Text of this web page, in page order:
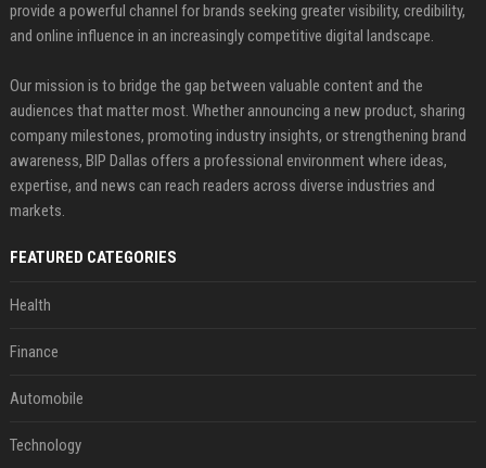
provide a powerful channel for brands seeking greater visibility, credibility,
and online influence in an increasingly competitive digital landscape.
Our mission is to bridge the gap between valuable content and the
audiences that matter most. Whether announcing a new product, sharing
company milestones, promoting industry insights, or strengthening brand
awareness, BIP Dallas offers a professional environment where ideas,
expertise, and news can reach readers across diverse industries and
markets.
FEATURED CATEGORIES
Health
Finance
Automobile
Technology